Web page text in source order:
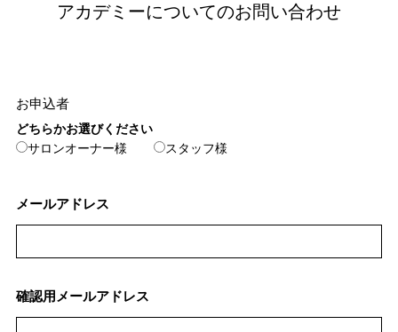
アカデミーについてのお問い合わせ
お申込者
どちらかお選びください
サロンオーナー様
スタッフ様
メールアドレス
確認用メールアドレス